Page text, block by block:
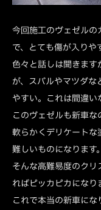
今回施工のヴェゼルの
で、とても傷が入りや
色々と話しは聞きます
が、スバルやマツダな
やすい。これは間違い
このヴェゼルも新車な
軟らかくデリケートな
難しいものになります。
そんな高難易度のクリ
ればピッカピカになり
これで本当の新車にな